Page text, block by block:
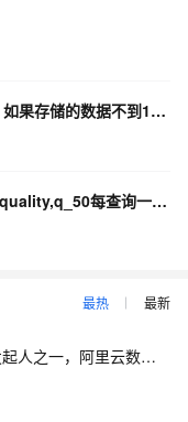
如果在oss中存储空间按1GB每小时计费，如果存储的数据不到1GB如何处理？
OSS产品的同一个url文件后面添加image/quality,q_50每查询一次就计费一次？
最热 最新
【大咖问答】对话PostgreSQL 中国社区发起人之一，阿里云数据库高级专家 德哥